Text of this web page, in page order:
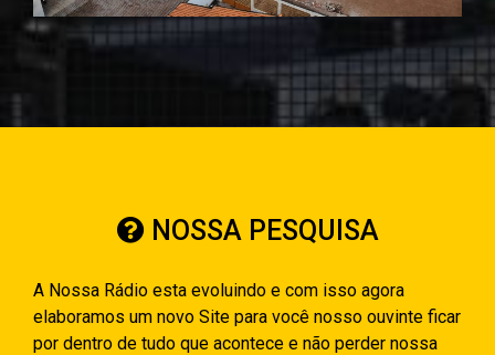
NOSSA PESQUISA
A Nossa Rádio esta evoluindo e com isso agora
elaboramos um novo Site para você nosso ouvinte ficar
por dentro de tudo que acontece e não perder nossa